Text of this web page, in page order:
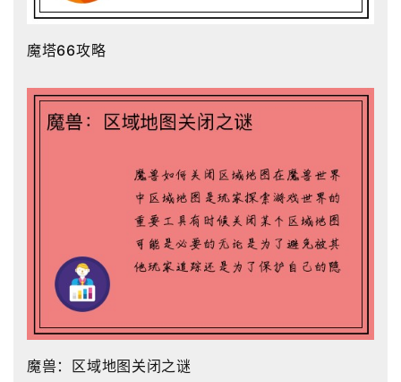
魔塔66攻略
魔兽：区域地图关闭之谜